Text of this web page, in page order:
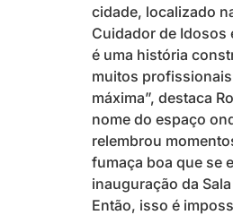
cidade, localizado
Cuidador de Idosos
é uma história
muitos
máxima”, destaca
nome do espaço
relembrou
fumaça boa que se
inauguração da
Então, isso é